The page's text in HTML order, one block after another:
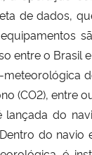
de dados,
entre o Brasil
(CO2), entre
lançada do
do navio